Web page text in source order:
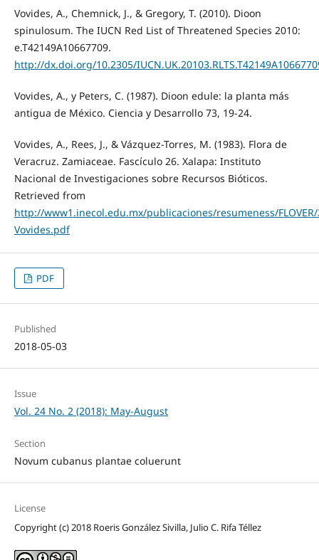
Vovides, A., Chemnick, J., & Gregory, T. (2010). Dioon
spinulosum. The IUCN Red List of Threatened Species 2010:
e.T42149A10667709.
http://dx.doi.org/10.2305/
Vovides, A., y Peters, C. (1987). Dioon edule: la planta más
antigua de México. Ciencia y Desarrollo 73, 19-24.
Vovides, A., Rees, J., & Vázquez-Torres, M. (1983). Flora de
Veracruz. Zamiaceae. Fascículo 26. Xalapa: Instituto
Nacional de Investigaciones sobre Recursos Bióticos.
Retrieved from
http://www1.inecol.edu.mx/publicaciones/resumeness/
Vovides.pdf
PDF
Published
2018-05-03
Issue
Vol. 24 No. 2 (2018): May-August
Section
Novum cubanus plantae coluerunt
License
Copyright (c) 2018 Roeris González Sivilla, Julio C. Rifa Téllez